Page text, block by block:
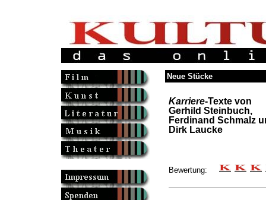
Neue Stücke
Karriere-Texte von
Gerhild Steinbuch,
Ferdinand Schmalz
Dirk Laucke
Bewertung: